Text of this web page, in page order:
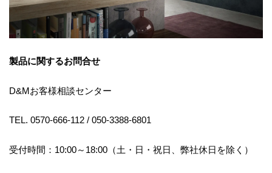
製品に関するお問合せ
D&Mお客様相談センター
TEL. 0570-666-112 / 050-3388-6801
受付時間：10:00～18:00（土・日・祝日、弊社休日を除く）